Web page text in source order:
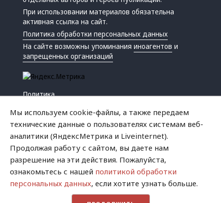
При использовании материалов обязательна
активная ссылка на сайт.
Политика обработки персональных данных
На сайте возможны упоминанияиноагентов и
запрещенных организаций
Политика
Криминал
Успех
Хватит это терпеть
Мы используем cookie-файлы, а также передаем
технические данные о пользователях системам веб-
аналитики (ЯндексМетрика и Liveinternet).
Продолжая работу с сайтом, вы даете нам
разрешение на эти действия. Пожалуйста,
ознакомьтесь с нашей политикой обработки
персональных данных, если хотите узнать больше.